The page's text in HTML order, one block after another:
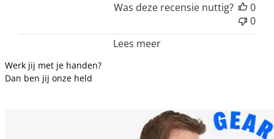
Was deze recensie nuttig?
0
0
Lees meer
Werk jij met je handen?
Dan ben jij onze held